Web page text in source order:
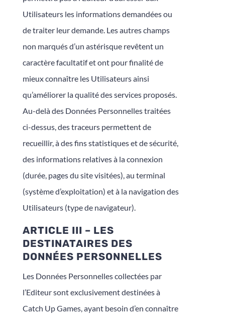
Utilisateurs les informations demandées ou
de traiter leur demande. Les autres champs
non marqués d’un astérisque revêtent un
caractère facultatif et ont pour finalité de
mieux connaître les Utilisateurs ainsi
qu’améliorer la qualité des services proposés.
Au-delà des Données Personnelles traitées
ci-dessus, des traceurs permettent de
recueillir, à des fins statistiques et de sécurité,
des informations relatives à la connexion
(durée, pages du site visitées), au terminal
(système d’exploitation) et à la navigation des
Utilisateurs (type de navigateur).
ARTICLE III – LES
DESTINATAIRES DES
DONNÉES PERSONNELLES
Les Données Personnelles collectées par
l’Editeur sont exclusivement destinées à
Catch Up Games, ayant besoin d’en connaître